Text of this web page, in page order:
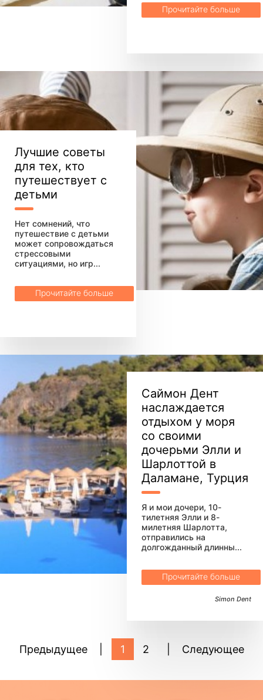
Прочитайте больше
Лучшие советы
для тех, кто
путешествует с
детьми
Нет сомнений, что
путешествие с детьми
может сопровождаться
стрессовыми
ситуациями, но игр...
Прочитайте больше
Саймон Дент
наслаждается
отдыхом у моря
со своими
дочерьми Элли и
Шарлоттой в
Даламане, Турция
Я и мои дочери, 10-
тилетняя Элли и 8-
милетняя Шарлотта,
отправились на
долгожданный длинны...
Прочитайте больше
Simon Dent
Предыдущее 1 2 Следующее